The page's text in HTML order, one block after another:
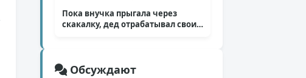
Пока внучка прыгала через
скакалку, дед отрабатывал свои
Обсуждают